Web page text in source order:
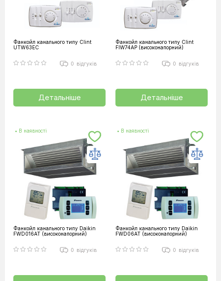
Фанкойл канального типу Clint
UTW63EC
0 відгуків
Детальніше
Фанкойл канального типу Clint
FIW74AP (високонапорний)
0 відгуків
Детальніше
• В наявності
Фанкойл канального типу Daikin
FWD016AT (високонапорний)
0 відгуків
• В наявності
Фанкойл канального типу Daikin
FWD06AT (високонапорний)
0 відгуків